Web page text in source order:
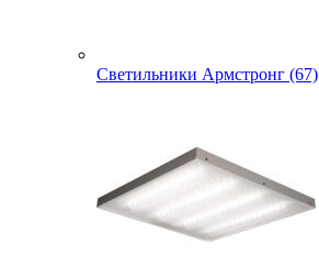
Светильники Армстронг (67)